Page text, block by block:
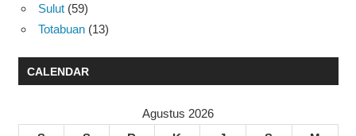
Sulut (59)
Totabuan (13)
CALENDAR
Agustus 2026